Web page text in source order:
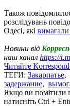
Також
розслідувань
Одесі, які вимагали
Новини від
наш канал https://
Читайте
ТЕГИ: Закарпатье,
задержание,
Якщо ви помітили
натисніть Ctrl +